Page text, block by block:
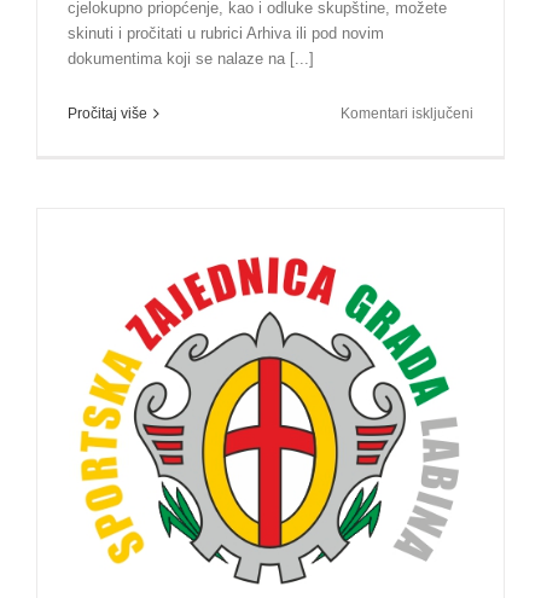
cjelokupno priopćenje, kao i odluke skupštine, možete
skinuti i pročitati u rubrici Arhiva ili pod novim
dokumentima koji se nalaze na [...]
Pročitaj više Komentari isključeni